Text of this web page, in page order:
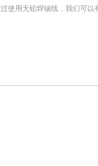
用无铅焊锡线，我们可以